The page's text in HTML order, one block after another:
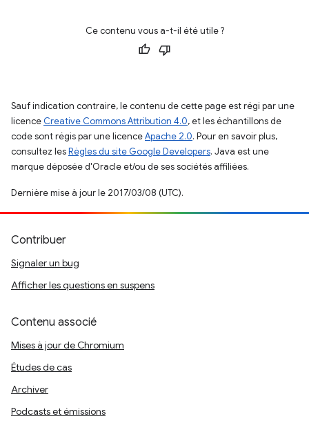
Ce contenu vous a-t-il été utile ?
Sauf indication contraire, le contenu de cette page est régi par une
licence Creative Commons Attribution 4.0, et les échantillons de
code sont régis par une licenceApache 2.0. Pour en savoir plus,
consultez lesRègles du site Google Developers. Java est une
marque déposée d'Oracle et/ou de ses sociétés affiliées.
Dernière mise à jour le 2017/03/08 (UTC).
Contribuer
Signaler un bug
Afficher les questions en suspens
Contenu associé
Mises à jour de Chromium
Études de cas
Archiver
Podcasts et émissions